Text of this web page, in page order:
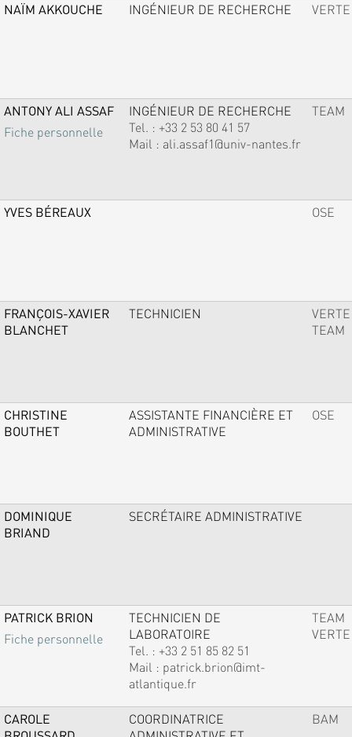
NAÏM AKKOUCHE INGÉNIEUR DE RECHERCHE VERTE
ANTONY ALI ASSAF
Fiche personnelle
INGÉNIEUR DE RECHERCHE
Tel. : +33 2 53 80 41 57
Mail : ali.assaf1@univ-nantes.fr
TEAM
YVES BÉREAUX OSE
FRANÇOIS-XAVIER
BLANCHET
TECHNICIEN
VERTE
TEAM
CHRISTINE
BOUTHET
ASSISTANTE FINANCIÈRE ET
ADMINISTRATIVE
OSE
DOMINIQUE
BRIAND
SECRÉTAIRE ADMINISTRATIVE
PATRICK BRION
Fiche personnelle
TECHNICIEN DE
LABORATOIRE
Tel. : +33 2 51 85 82 51
Mail : patrick.brion@imt-
atlantique.fr
TEAM
VERTE
CAROLE
COORDINATRICE
BAM